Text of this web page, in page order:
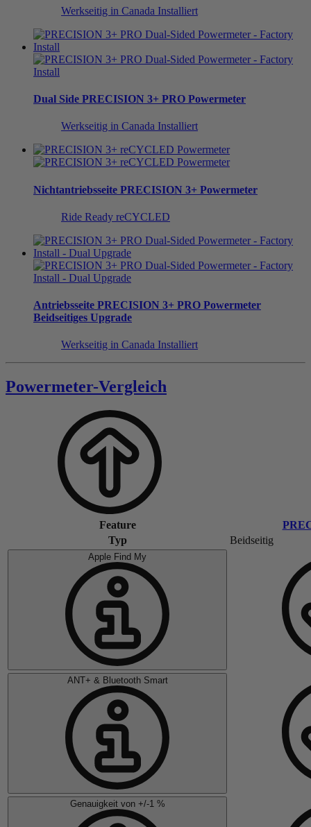
Werkseitig in Canada Installiert
Dual Side PRECISION 3+ PRO Powermeter
Werkseitig in Canada Installiert
Nichtantriebsseite PRECISION 3+ Powermeter
Ride Ready reCYCLED
Antriebsseite PRECISION 3+ PRO Powermeter
Beidseitiges Upgrade
Werkseitig in Canada Installiert
Powermeter-Vergleich
Feature
Typ
Beidseitig
Apple Find My
ANT+ & Bluetooth Smart
Genauigkeit von +/-1 %